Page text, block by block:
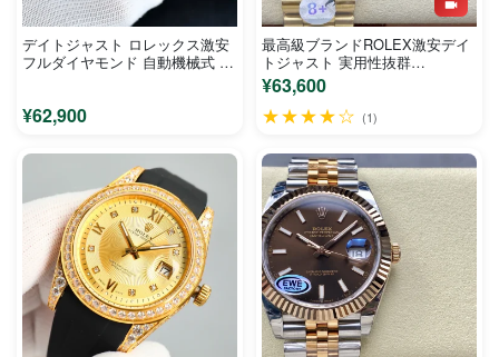
デイトジャスト ロレックス激安
フルダイヤモンド 自動機械式 満
¥62,900
最高級ブランドROLEX激安デイ
トジャスト 実用性抜群
1128929LM
¥63,600
★★★★☆ (1)